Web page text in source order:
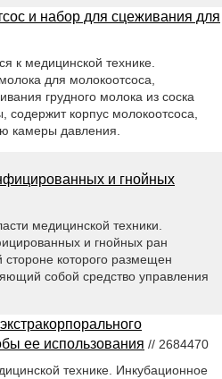
и набор для сцеживания для
к медицинской технике.
для молокоотсоса,
грудного молока из соска
содержит корпус молокоотсоса,
камеры давления.
и гнойных
медицинской техники.
и гнойных ран
которого размещен
собой средство управления
ее использования // 2684470
технике. Инкубационное